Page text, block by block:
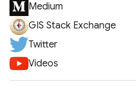
Medium
GIS Stack Exchange
Twitter
Videos